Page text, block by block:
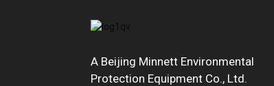
A Beijing Minnett Environmental
Protection Equipment Co., Ltd.